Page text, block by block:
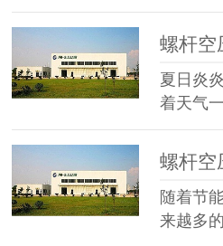
夏日炎
着天气
随着节
来越多